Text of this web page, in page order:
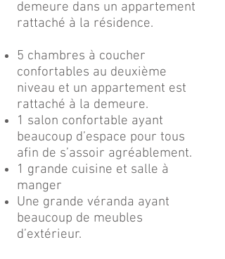
demeure dans un appartement
rattaché à la résidence.
5 chambres à coucher
confortables au deuxième
niveau et un appartement est
rattaché à la demeure.
1 salon confortable ayant
beaucoup d’espace pour tous
afin de s’assoir agréablement.
1 grande cuisine et salle à
manger
Une grande véranda ayant
beaucoup de meubles
d’extérieur.